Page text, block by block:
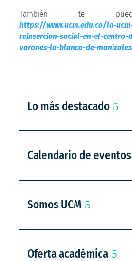
También te
https://www.ucm.edu.co/la-
reinsercion-social-en-el-centro-
varones-la-blanca-de-
Lo más destacado
Calendario de eventos
Somos UCM
Oferta académica